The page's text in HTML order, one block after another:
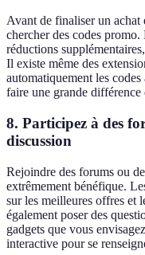
Avant de finaliser un
chercher des codes
réductions
Il existe même des
automatiquement les
faire une grande
8. Participez à des
discussion
Rejoindre des forums ou
extrêmement bénéfique.
sur les meilleures offres et
également poser des
gadgets que vous
interactive pour se